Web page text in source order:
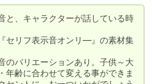
と、キャラクターが話している時
セリフ表示音オンリ―』の素材集
のバリエーションあり。子供～大
年齢に合わせて変える事ができま